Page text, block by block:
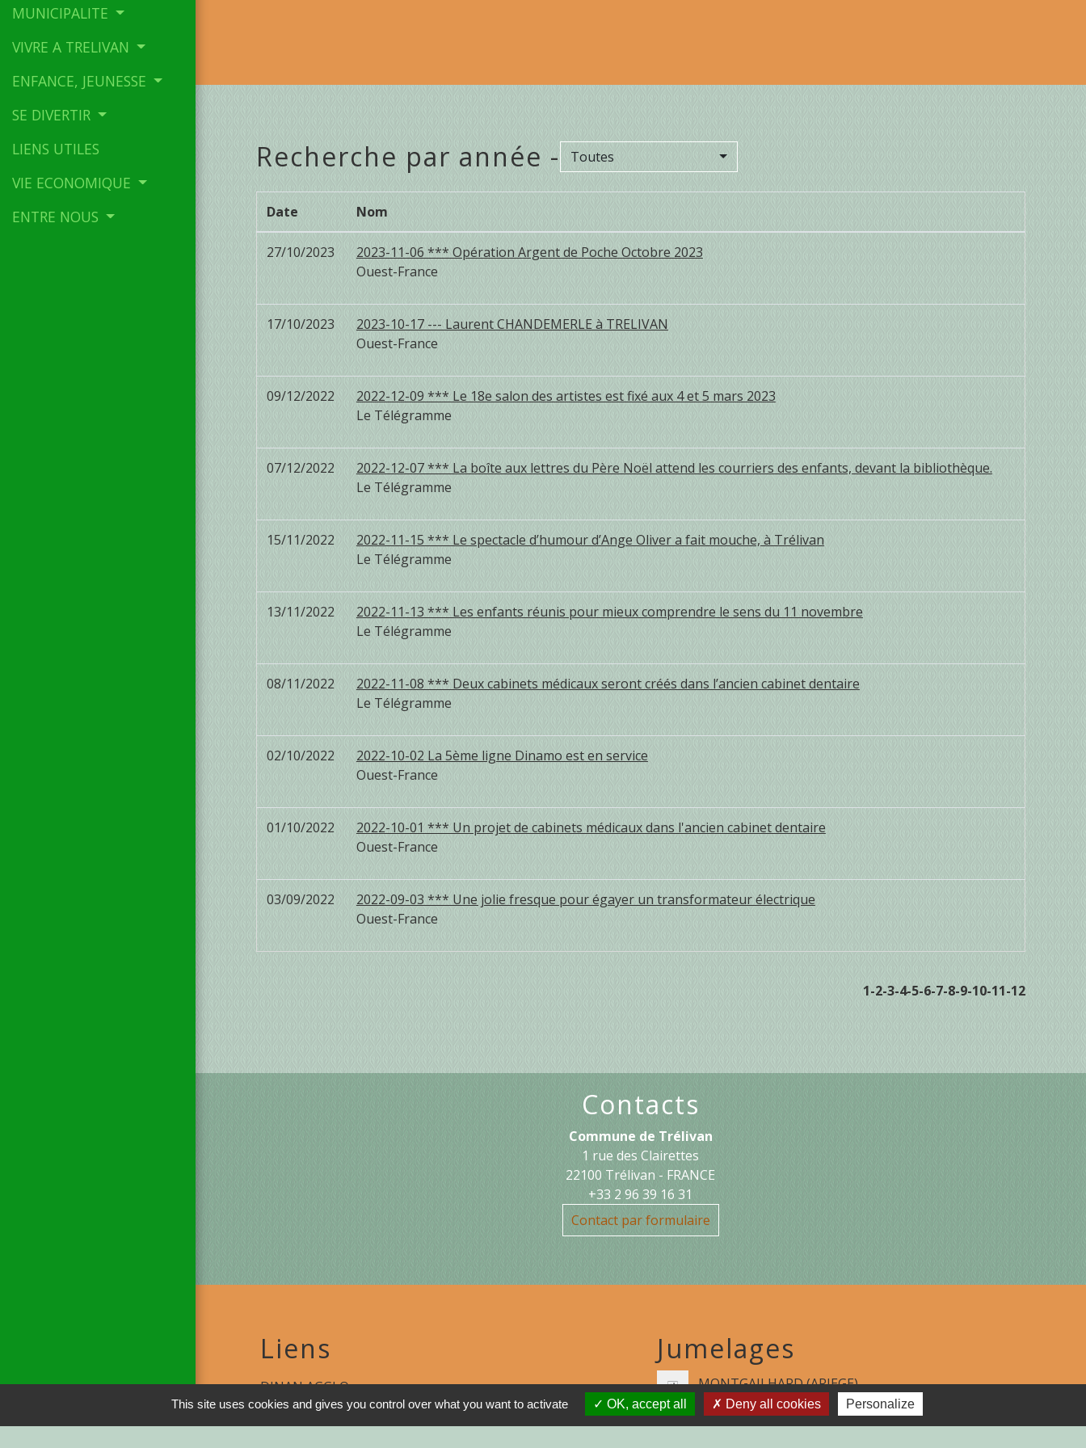
MUNICIPALITE
VIVRE A TRELIVAN
ENFANCE, JEUNESSE
SE DIVERTIR
LIENS UTILES
VIE ECONOMIQUE
ENTRE NOUS
Recherche par année - Toutes
Date Nom
27/10/2023
2023-11-06 *** Opération Argent de Poche Octobre 2023
Ouest-France
17/10/2023
2023-10-17 --- Laurent CHANDEMERLE à TRELIVAN
Ouest-France
09/12/2022
2022-12-09 *** Le 18e salon des artistes est fixé aux 4 et 5 mars 2023
Le Télégramme
07/12/2022
2022-12-07 *** La boîte aux lettres du Père Noël attend les courriers des enfants, devant la bibliothèque.
Le Télégramme
15/11/2022
2022-11-15 *** Le spectacle d’humour d’Ange Oliver a fait mouche, à Trélivan
Le Télégramme
13/11/2022
2022-11-13 *** Les enfants réunis pour mieux comprendre le sens du 11 novembre
Le Télégramme
08/11/2022
2022-11-08 *** Deux cabinets médicaux seront créés dans l’ancien cabinet dentaire
Le Télégramme
02/10/2022
2022-10-02 La 5ème ligne Dinamo est en service
Ouest-France
01/10/2022
2022-10-01 *** Un projet de cabinets médicaux dans l'ancien cabinet dentaire
Ouest-France
03/09/2022
2022-09-03 *** Une jolie fresque pour égayer un transformateur électrique
Ouest-France
1-2-3-4-5-6-7-8-9-10-11-12
Contacts
Commune de Trélivan
1 rue des Clairettes
22100 Trélivan - FRANCE
+33 2 96 39 16 31
Contact par formulaire
Liens
DINAN AGGLO
Jumelages
MONTGAILHARD (ARIEGE)
This site uses cookies and gives you control over what you want to activate OK, accept all Deny all cookies Personalize